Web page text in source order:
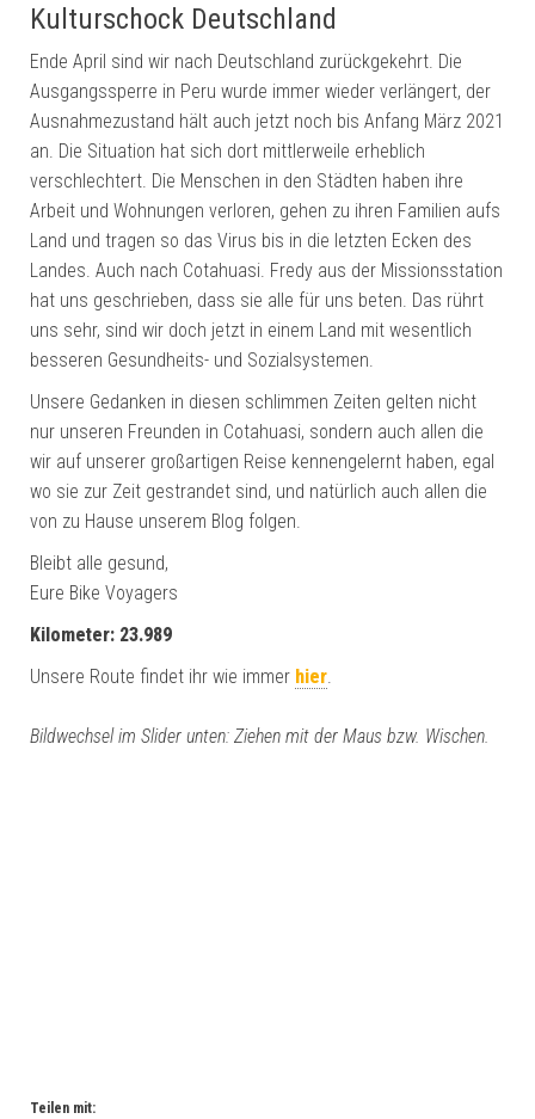
Kulturschock Deutschland
Ende April sind wir nach Deutschland zurückgekehrt. Die
Ausgangssperre in Peru wurde immer wieder verlängert, der
Ausnahmezustand hält auch jetzt noch bis Anfang März 2021
an. Die Situation hat sich dort mittlerweile erheblich
verschlechtert. Die Menschen in den Städten haben ihre
Arbeit und Wohnungen verloren, gehen zu ihren Familien aufs
Land und tragen so das Virus bis in die letzten Ecken des
Landes. Auch nach Cotahuasi. Fredy aus der Missionsstation
hat uns geschrieben, dass sie alle für uns beten. Das rührt
uns sehr, sind wir doch jetzt in einem Land mit wesentlich
besseren Gesundheits- und Sozialsystemen.
Unsere Gedanken in diesen schlimmen Zeiten gelten nicht
nur unseren Freunden in Cotahuasi, sondern auch allen die
wir auf unserer großartigen Reise kennengelernt haben, egal
wo sie zur Zeit gestrandet sind, und natürlich auch allen die
von zu Hause unserem Blog folgen.
Bleibt alle gesund,
Eure Bike Voyagers
Kilometer: 23.989
Unsere Route findet ihr wie immer hier.
Bildwechsel im Slider unten: Ziehen mit der Maus bzw. Wischen.
Teilen mit: